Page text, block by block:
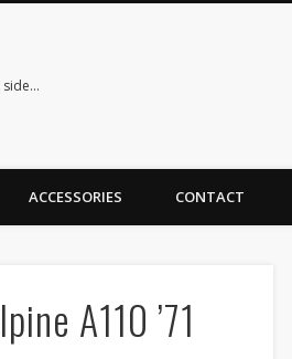
side…
ACCESSORIES CONTACT
A110 ’71